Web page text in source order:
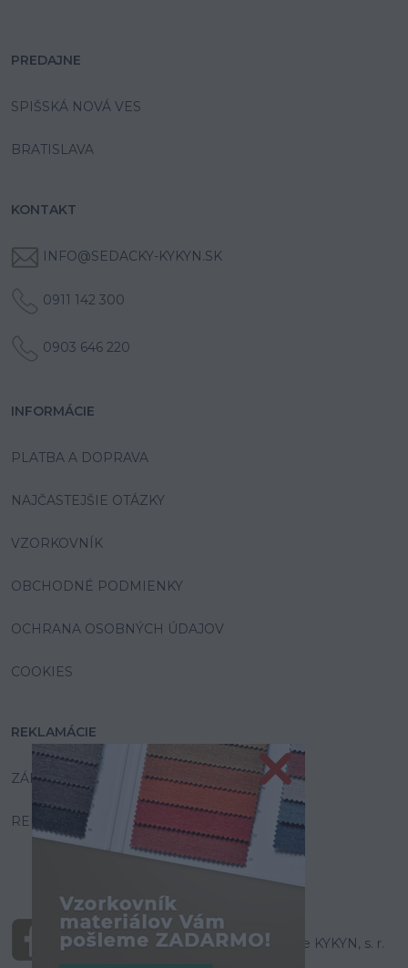
PREDAJNE
SPIŠSKÁ NOVÁ VES
BRATISLAVA
KONTAKT
INFO@SEDACKY-KYKYN.SK
0911 142 300
0903 646 220
INFORMÁCIE
PLATBA A DOPRAVA
NAJČASTEJŠIE OTÁZKY
VZORKOVNÍK
OBCHODNÉ PODMIENKY
OCHRANA OSOBNÝCH ÚDAJOV
COOKIES
REKLAMÁCIE
ZÁRUKA A SERVIS
REKLAMAČNÝ PORIADOK
© Všetky práva vyhradené pre KYKYN, s. r.